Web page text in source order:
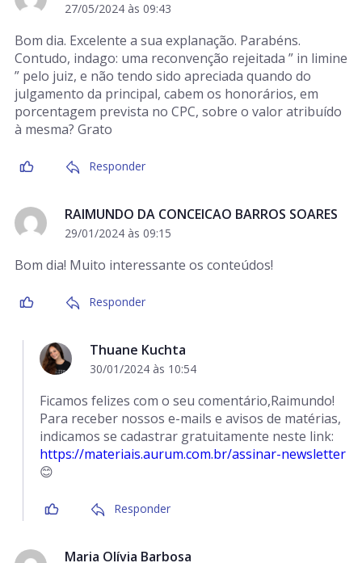
27/05/2024 às 09:43
Bom dia. Excelente a sua explanação. Parabéns.
Contudo, indago: uma reconvenção rejeitada ” in limine
” pelo juiz, e não tendo sido apreciada quando do
julgamento da principal, cabem os honorários, em
porcentagem prevista no CPC, sobre o valor atribuído
à mesma? Grato
Responder
RAIMUNDO DA CONCEICAO BARROS SOARES
29/01/2024 às 09:15
Bom dia! Muito interessante os conteúdos!
Responder
Thuane Kuchta
30/01/2024 às 10:54
Ficamos felizes com o seu comentário,Raimundo!
Para receber nossos e-mails e avisos de matérias,
indicamos se cadastrar gratuitamente neste link:
https://materiais.aurum.com.br/assinar-newsletter
😊
Responder
Maria Olívia Barbosa